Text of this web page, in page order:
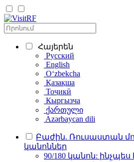
Հայերեն
Русский
English
Oʻzbekcha
Қазақша
Тоҷикӣ
Кыргызча
ქართული
Azərbaycan dili
Բաժին. Ռուսաստան
կանոններ
90/180 կանոն: ինչպես